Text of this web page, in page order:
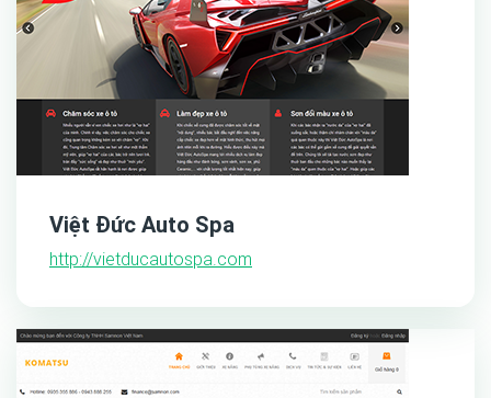
Việt Đức Auto Spa
http://vietducautospa.com